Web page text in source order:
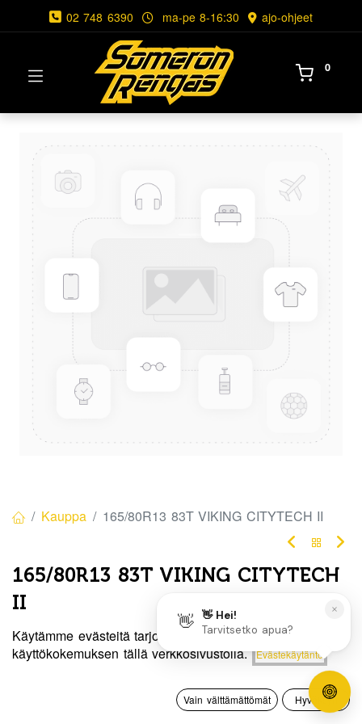
Hinta:
Lisää ostoskoriin
0
Toivelista Tili
02 748 6390 ma-pe 8-16:30 ajo-ohjeet
0
Kauppa 165/80R13 83T VIKING CITYTECH II
165/80R13 83T VIKING CITYTECH
II
EAN:4024069787975 Tuotekoodi:319126
135,00€ / kpl
Saatavilla
Käytämme evästeitä tarjotaksemme sinulle paremman
käyttökokemuksen tällä verkkosivustolla.
Evästekäytäntö
Vain välttämättömät Hyväksyn